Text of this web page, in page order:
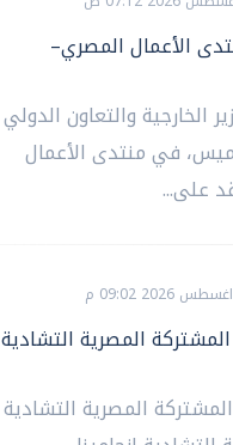
الأعمال المصري–
الخارجية والتعاون الدولي
في منتدى الأعمال
على...
المشتركة المصرية التشادية
المصرية التشادية